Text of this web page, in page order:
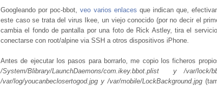
Googleando por poc-bbot,veo varios enlaces que indican que,
este caso se trata del virus Ikee, un viejo conocido (por no decir el
cambia el fondo de pantalla por una foto de Rick Astley, tira el
conectarse con root/alpine via SSH a otros dispositivos iPhone.
Antes de ejecutar los pasos para borrarlo, me copio los ficheros
/System/Blibrary/LaunchDaemons/com.ikey.bbot.plist y /var/lock/
/var/log/youcanbeclosertogod.jpg y /var/mobile/LockBackground.jpg